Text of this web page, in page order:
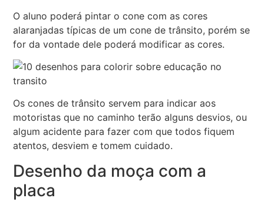
O aluno poderá pintar o cone com as cores
alaranjadas típicas de um cone de trânsito, porém se
for da vontade dele poderá modificar as cores.
Os cones de trânsito servem para indicar aos
motoristas que no caminho terão alguns desvios, ou
algum acidente para fazer com que todos fiquem
atentos, desviem e tomem cuidado.
Desenho da moça com a
placa